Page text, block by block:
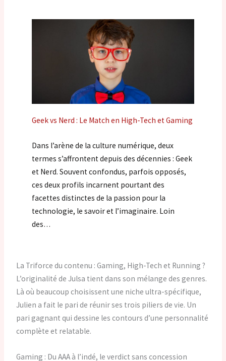
Geek vs Nerd : Le Match en High-Tech et Gaming
Dans l’arène de la culture numérique, deux
termes s’affrontent depuis des décennies : Geek
et Nerd. Souvent confondus, parfois opposés,
ces deux profils incarnent pourtant des
facettes distinctes de la passion pour la
technologie, le savoir et l’imaginaire. Loin
des…
La Triforce du contenu : Gaming, High-Tech et Running ?
L’originalité de Julsa tient dans son mélange des genres.
Là où beaucoup choisissent une niche ultra-spécifique,
Julien a fait le pari de réunir ses trois piliers de vie. Un
pari gagnant qui dessine les contours d’une personnalité
complète et relatable.
Gaming : Du AAA à l’indé, le verdict sans concession